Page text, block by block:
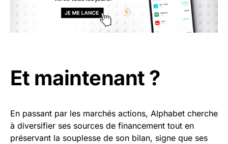
Et maintenant ?
En passant par les marchés actions, Alphabet cherche
à diversifier ses sources de financement tout en
préservant la souplesse de son bilan, signe que ses